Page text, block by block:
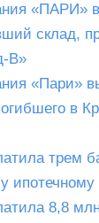
«ПАРИ»
склад,
В»
«Пари»
в
трем
ипотечному
8,8